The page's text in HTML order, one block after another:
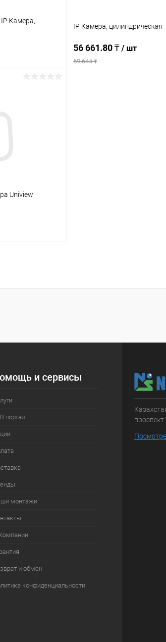
IP Камера,
IP Камера, цилиндрическая
56 661.80 ₸ / шт
59 644 ₸
Uniview
Сравнение
и сервисы
портал
монтажи
и обмен
конфиденциальности